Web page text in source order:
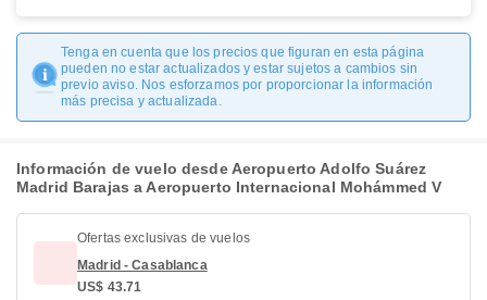
Tenga en cuenta que los precios que figuran en esta página
pueden no estar actualizados y estar sujetos a cambios sin
previo aviso. Nos esforzamos por proporcionar la información
más precisa y actualizada.
Información de vuelo desde Aeropuerto Adolfo Suárez
Madrid Barajas a Aeropuerto Internacional Mohámmed V
Ofertas exclusivas de vuelos
Madrid - Casablanca
US$ 43.71